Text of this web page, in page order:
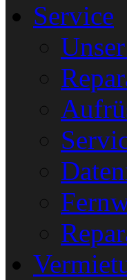
Service